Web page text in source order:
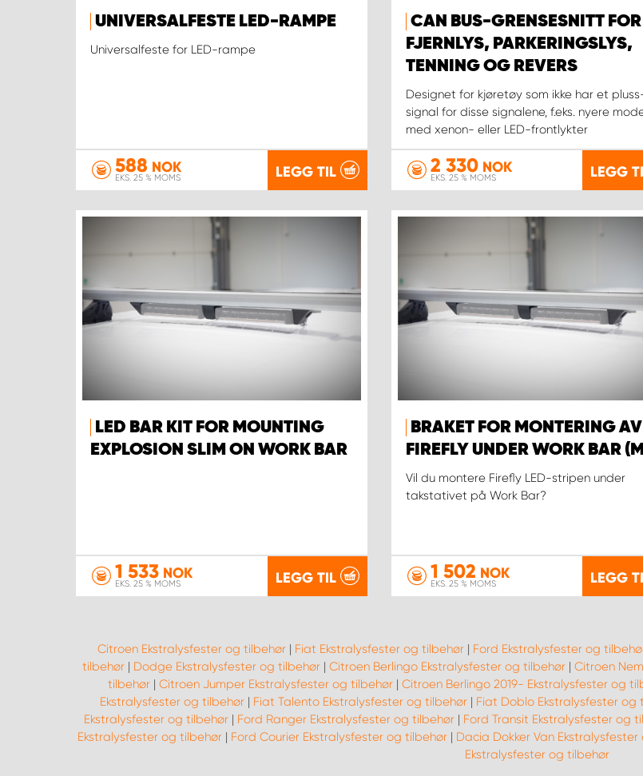
UNIVERSALFESTE LED-RAMPE
Universalfeste for LED-rampe
588 NOK
EKS. 25 % MOMS LEGG TIL
CAN BUS-GRENSESNITT FOR
FJERNLYS, PARKERINGSLYS,
TENNING OG REVERS
Designet for kjøretøy som ikke har et
signal for disse signalene, f.eks. nyere
med xenon- eller LED-frontlykter
2 330NOK
EKS. 25 % MOMS LEGG
LED BAR KIT FOR MOUNTING
EXPLOSION SLIM ON WORK BAR
1 533 NOK
EKS. 25 % MOMS LEGG TIL
BRAKET FOR MONTERING AV
FIREFLY UNDER WORK BAR
Vil du montere Firefly LED-stripen under
takstativet på Work Bar?
1 502 NOK
EKS. 25 % MOMS LEGG
Citroen Ekstralysfester og tilbehør| Fiat Ekstralysfester og tilbehør| Ford Ekstralysfester og
tilbehør | Dodge Ekstralysfester og tilbehør | Citroen Berlingo Ekstralysfester og tilbehør | Citroen
tilbehør | Citroen Jumper Ekstralysfester og tilbehør | Citroen Berlingo 2019- Ekstralysfester og
Ekstralysfester og tilbehør | Fiat Talento Ekstralysfester og tilbehør | Fiat Doblo Ekstralysfester og
Ekstralysfester og tilbehør | Ford Ranger Ekstralysfester og tilbehør | Ford Transit Ekstralysfester og
Ekstralysfester og tilbehør | Ford Courier Ekstralysfester og tilbehør | Dacia Dokker Van
Ekstralysfester og tilbehør